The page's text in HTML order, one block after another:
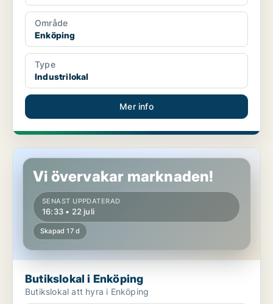
Område
Enköping
Type
Industrilokal
Mer info
Butikslokal i Enköping
Vi övervakar marknaden!
SENAST UPPDATERAD
16:33 • 22 juli
Skapad 17 d
Butikslokal i Enköping
Butikslokal att hyra i Enköping